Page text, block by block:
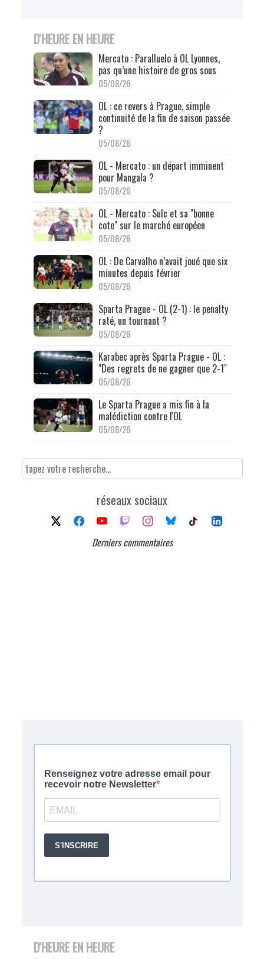
D'HEURE EN HEURE
Mercato : Paralluelo à OL Lyonnes,
pas qu’une histoire de gros sous
05/08/26
OL : ce revers à Prague, simple
continuité de la fin de saison passée
?
05/08/26
OL - Mercato : un départ imminent
pour Mangala ?
05/08/26
OL - Mercato : Sulc et sa "bonne
cote" sur le marché européen
05/08/26
OL : De Carvalho n’avait joué que six
minutes depuis février
05/08/26
Sparta Prague - OL (2-1) : le penalty
raté, un tournant ?
05/08/26
Karabec après Sparta Prague - OL :
"Des regrets de ne gagner que 2-1"
05/08/26
Le Sparta Prague a mis fin à la
malédiction contre l'OL
05/08/26
réseaux sociaux
Derniers commentaires
D'HEURE EN HEURE